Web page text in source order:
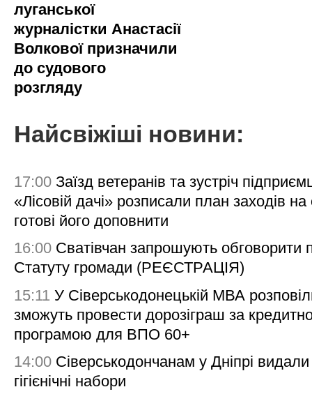
луганської
журналістки Анастасії
Волкової призначили
до судового
розгляду
Найсвіжіші новини:
17:00 Заїзд ветеранів та зустріч
«Лісовій дачі» розписали план заходів на
готові його доповнити
16:00 Сватівчан запрошують обговорити
Статуту громади (РЕЄСТРАЦІЯ)
15:11 У Сіверськодонецькій МВА
зможуть провести дорозіграш за
програмою для ВПО 60+
14:00 Сіверськодончанам у Дніпрі видали
гігієнічні набори